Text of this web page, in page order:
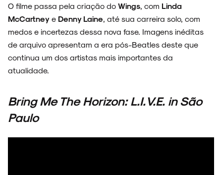
O filme passa pela criação do Wings , com Linda
McCartney e Denny Laine , até sua carreira solo, com
medos e incertezas dessa nova fase. Imagens inéditas
de arquivo apresentam a era pós-Beatles deste que
continua um dos artistas mais importantes da
atualidade.
Bring Me The Horizon: L.I.V.E. in São
Paulo